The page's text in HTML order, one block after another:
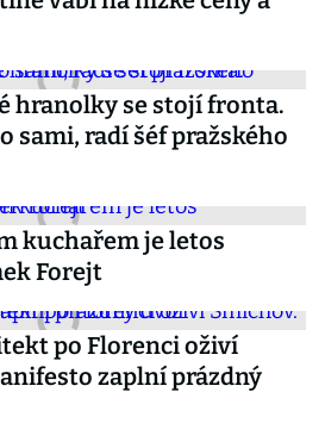
hranolky se stojí fronta.
sami, radí šéf pražského
kuchařem je letos
Forejt
po Florenci oživí
zaplní prázdný